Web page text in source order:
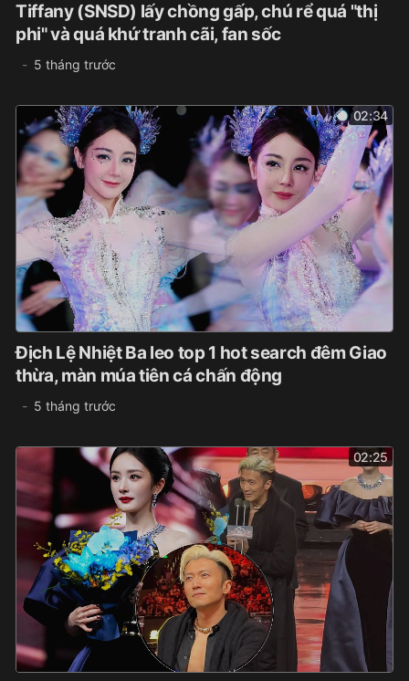
Tiffany (SNSD) lấy chồng gấp, chú rể quá "thị
phi" và quá khứ tranh cãi, fan sốc
5 tháng trước
02:34
Địch Lệ Nhiệt Ba leo top 1 hot search đêm Giao
thừa, màn múa tiên cá chấn động
5 tháng trước
02:25